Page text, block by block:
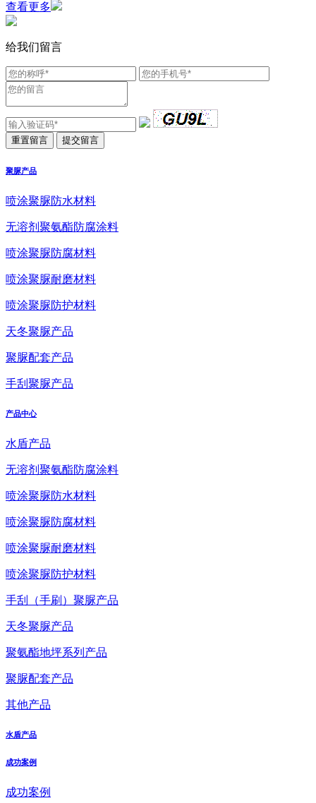
查看更多
给我们留言
聚脲产品
喷涂聚脲防水材料
无溶剂聚氨酯防腐涂料
喷涂聚脲防腐材料
喷涂聚脲耐磨材料
喷涂聚脲防护材料
天冬聚脲产品
聚脲配套产品
手刮聚脲产品
产品中心
水盾产品
无溶剂聚氨酯防腐涂料
喷涂聚脲防水材料
喷涂聚脲防腐材料
喷涂聚脲耐磨材料
喷涂聚脲防护材料
手刮（手刷）聚脲产品
天冬聚脲产品
聚氨酯地坪系列产品
聚脲配套产品
其他产品
水盾产品
成功案例
成功案例